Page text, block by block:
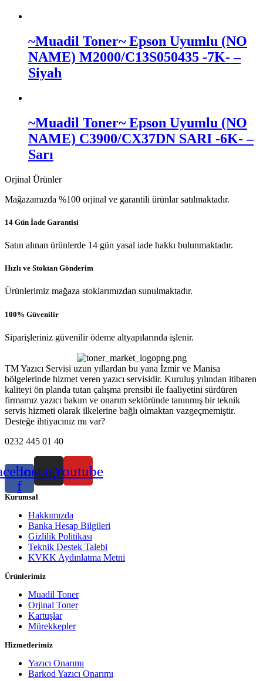
~Muadil Toner~ Epson Uyumlu (NO
NAME) M2000/C13S050435 -7K- –
Siyah
~Muadil Toner~ Epson Uyumlu (NO
NAME) C3900/CX37DN SARI -6K- –
Sarı
Orjinal Ürünler
Mağazamızda %100 orjinal ve garantili ürünlar satılmaktadır.
14 Gün İade Garantisi
Satın alınan ürünlerde 14 gün yasal iade hakkı bulunmaktadır.
Hızlı ve Stoktan Gönderim
Ürünlerimiz mağaza stoklarımızdan sunulmaktadır.
100% Güvenilir
Siparişleriniz güvenilir ödeme altyapılarında işlenir.
TM Yazıcı Servisi uzun yıllardan bu yana İzmir ve Manisa
bölgelerinde hizmet veren yazıcı servisidir. Kuruluş yılından itibaren
kaliteyi ön planda tutan çalışma prensibi ile faaliyetini sürdüren
firmamız yazıcı bakım ve onarım sektöründe tanınmış bir teknik
servis hizmeti olarak ilkelerine bağlı olmaktan vazgeçmemiştir.
Desteğe ihtiyacınız mı var?
0232 445 01 40
f
InstagramYoutube
Kurumsal
Hakkımızda
Banka Hesap Bilgileri
Gizlilik Politikası
Teknik Destek Talebi
KVKK Aydınlatma Metni
Ürünlerimiz
Muadil Toner
Orjinal Toner
Kartuşlar
Mürekkepler
Hizmetlerimiz
Yazıcı Onarımı
Barkod Yazıcı Onarımı